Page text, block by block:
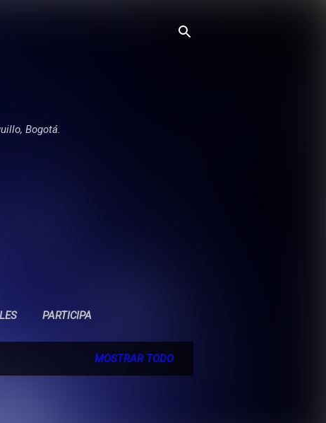
Bogotá.
PARTICIPA
MOSTRAR TODO